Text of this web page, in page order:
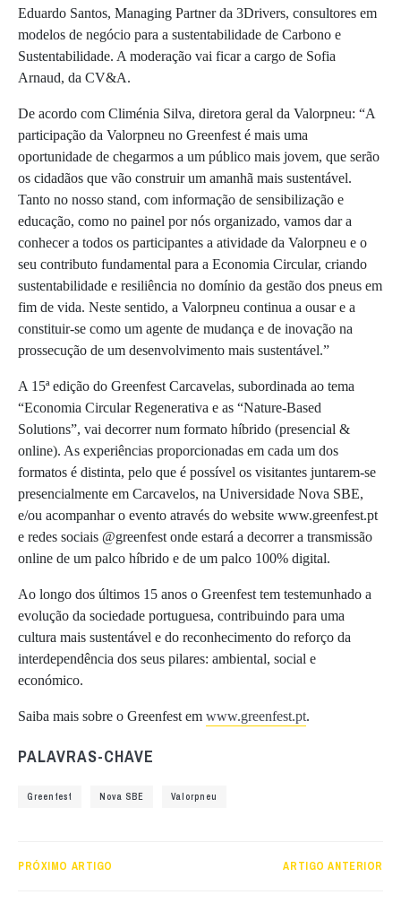
Eduardo Santos, Managing Partner da 3Drivers, consultores em
modelos de negócio para a sustentabilidade de Carbono e
Sustentabilidade. A moderação vai ficar a cargo de Sofia
Arnaud, da CV&A.
De acordo com Climénia Silva, diretora geral da Valorpneu: “A
participação da Valorpneu no Greenfest é mais uma
oportunidade de chegarmos a um público mais jovem, que serão
os cidadãos que vão construir um amanhã mais sustentável.
Tanto no nosso stand, com informação de sensibilização e
educação, como no painel por nós organizado, vamos dar a
conhecer a todos os participantes a atividade da Valorpneu e o
seu contributo fundamental para a Economia Circular, criando
sustentabilidade e resiliência no domínio da gestão dos pneus em
fim de vida. Neste sentido, a Valorpneu continua a ousar e a
constituir-se como um agente de mudança e de inovação na
prossecução de um desenvolvimento mais sustentável.”
A 15ª edição do Greenfest Carcavelas, subordinada ao tema
“Economia Circular Regenerativa e as “Nature-Based
Solutions”, vai decorrer num formato híbrido (presencial &
online). As experiências proporcionadas em cada um dos
formatos é distinta, pelo que é possível os visitantes juntarem-se
presencialmente em Carcavelos, na Universidade Nova SBE,
e/ou acompanhar o evento através do website www.greenfest.pt
e redes sociais @greenfest onde estará a decorrer a transmissão
online de um palco híbrido e de um palco 100% digital.
Ao longo dos últimos 15 anos o Greenfest tem testemunhado a
evolução da sociedade portuguesa, contribuindo para uma
cultura mais sustentável e do reconhecimento do reforço da
interdependência dos seus pilares: ambiental, social e
económico.
Saiba mais sobre o Greenfest em www.greenfest.pt.
PALAVRAS-CHAVE
Greenfest Nova SBE Valorpneu
PRÓXIMO ARTIGO ARTIGO ANTERIOR